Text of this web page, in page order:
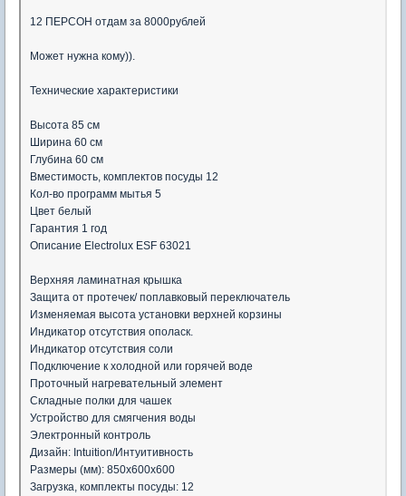
12 ПЕРСОН отдам за 8000рублей
Может нужна кому)).
Технические характеристики
Высота 85 см
Ширина 60 см
Глубина 60 см
Вместимость, комплектов посуды 12
Кол-во программ мытья 5
Цвет белый
Гарантия 1 год
Описание Electrolux ESF 63021
Верхняя ламинатная крышка
Защита от протечек/ поплавковый переключатель
Изменяемая высота установки верхней корзины
Индикатор отсутствия ополаск.
Индикатор отсутствия соли
Подключение к холодной или горячей воде
Проточный нагревательный элемент
Складные полки для чашек
Устройство для смягчения воды
Электронный контроль
Дизайн: Intuition/Интуитивность
Размеры (мм): 850x600x600
Загрузка, комплекты посуды: 12